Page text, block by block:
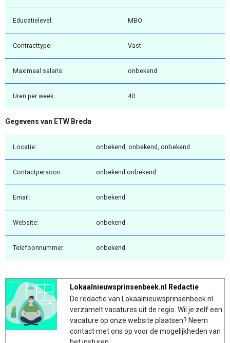
Educatielevel: MBO
Contracttype: Vast
Maximaal salaris: onbekend
Uren per week: 40
Gegevens van ETW Breda
Locatie: onbekend, onbekend, onbekend
Contactpersoon: onbekend onbekend
Email: onbekend
Website: onbekend
Telefoonnummer: onbekend
Lokaalnieuwsprinsenbeek.nl Redactie
De redactie van Lokaalnieuwsprinsenbeek.nl
verzamelt vacatures uit de regio. Wil je zelf een
vacature op onze website plaatsen? Neem
contact met ons op voor de mogelijkheden van